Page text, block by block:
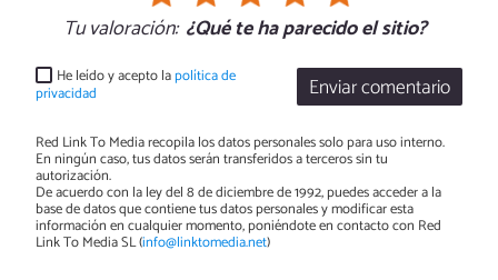
Tu valoración: ¿Qué te ha parecido el sitio?
Enviar comentario
He leído y acepto lapolítica de
privacidad
Red Link To Media recopila los datos personales solo para uso interno.
En ningún caso, tus datos serán transferidos a terceros sin tu
autorización.
De acuerdo con la ley del 8 de diciembre de 1992, puedes acceder a la
base de datos que contiene tus datos personales y modificar esta
información en cualquier momento, poniéndote en contacto con Red
Link To Media SL (info@linktomedia.net)